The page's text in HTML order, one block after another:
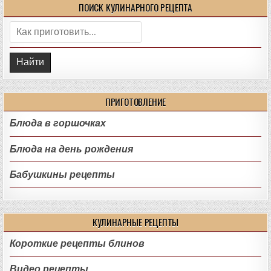
ПОИСК КУЛИНАРНОГО РЕЦЕПТА
Поиск:
ПРИГОТОВЛЕНИЕ
Блюда в горшочках
Блюда на день рождения
Бабушкины рецепты
КУЛИНАРНЫЕ РЕЦЕПТЫ
Короткие рецепты блинов